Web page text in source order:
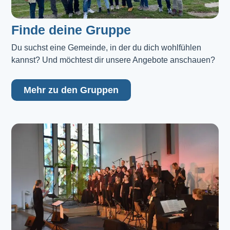
Finde deine Gruppe
Du suchst eine Gemeinde, in der du dich wohlfühlen
kannst? Und möchtest dir unsere Angebote anschauen?
Mehr zu den Gruppen